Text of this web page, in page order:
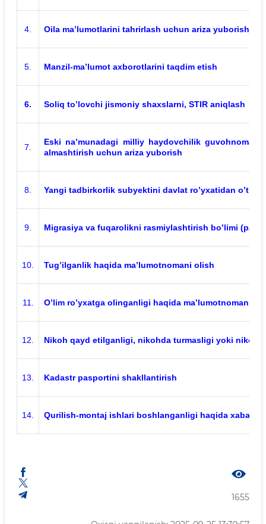
4. Oila ma’lumotlarini tahrirlash uchun ariza yuborish
5. Manzil-ma’lumot axborotlarini taqdim etish
6. Soliq to’lovchi jismoniy shaxslarni, STIR aniqlash
7.
Eski na’munadagi milliy haydovchilik
almashtirish uchun ariza yuborish
8. Yangi tadbirkorlik subyektini davlat ro’yxatidan
9. Migrasiya va fuqarolikni rasmiylashtirish bo’limi
10. Tug’ilganlik haqida ma’lumotnomani olish
11. O’lim ro’yxatga olinganligi haqida ma’lumotnomani
12. Nikoh qayd etilganligi, nikohda turmasligi yoki
13. Kadastr pasportini shakllantirish
14. Qurilish-montaj ishlari boshlanganligi haqida xabar
1655